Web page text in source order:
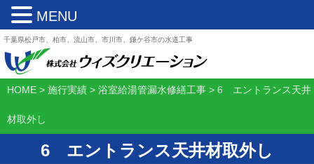
千葉県松戸市、柏市、流山市、市川市、鎌ケ谷市の水道工事
HOME > 施行実績 > 浴室給湯管漏水修繕工事 > 6 エントランス天井
材取外し
6 エントランス天井材取外し
MENU